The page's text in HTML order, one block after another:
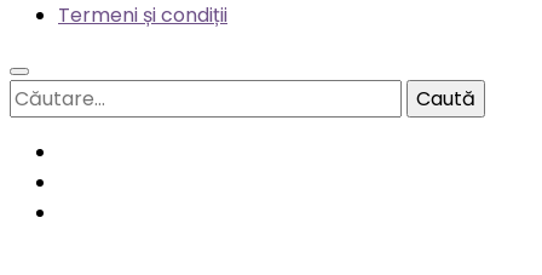
Termeni și condiții
Caută
după: